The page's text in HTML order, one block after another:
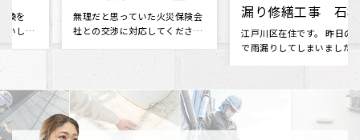
漏り修繕工事 石橋
様 （Google口コミ
より）
江戸川区在住です。 昨日の大雨
で雨漏りしてしまいました、私
Y・A様 屋根修理
外壁 塗装
この度は台風が2度も直撃する
という最悪な環境の中で、とて